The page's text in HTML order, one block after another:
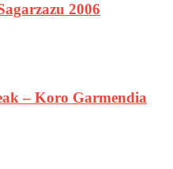
2006
– Koro Garmendia